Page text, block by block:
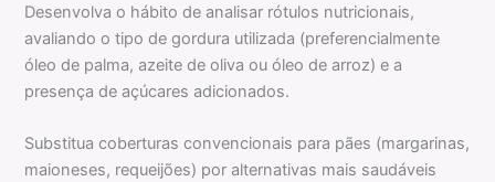
Desenvolva o hábito de analisar rótulos nutricionais,
avaliando o tipo de gordura utilizada (preferencialmente
óleo de palma, azeite de oliva ou óleo de arroz) e a
presença de açúcares adicionados.
Substitua coberturas convencionais para pães (margarinas,
maioneses, requeijões) por alternativas mais saudáveis